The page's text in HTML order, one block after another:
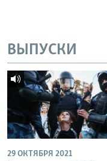
ВЫПУСКИ
29 ОКТЯБРЯ 2021